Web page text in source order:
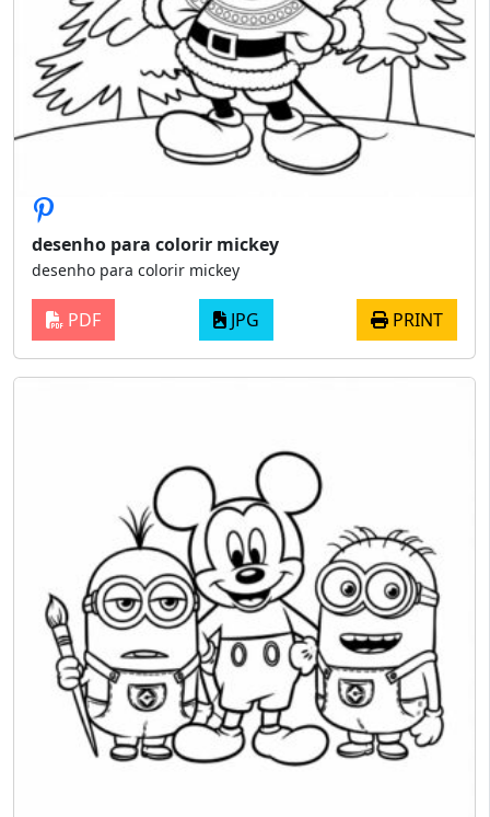
desenho para colorir mickey
desenho para colorir mickey
PDF JPG PRINT